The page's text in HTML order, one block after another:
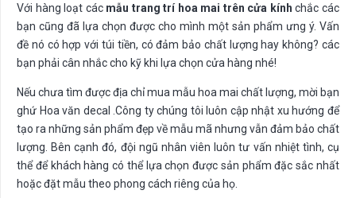
Với hàng loạt các mẫu trang trí hoa mai trên cửa kính chắc các
bạn cũng đã lựa chọn được cho mình một sản phẩm ưng ý. Vấn
đề nó có hợp với túi tiền, có đảm bảo chất lượng hay không? các
bạn phải cân nhắc cho kỹ khi lựa chọn cửa hàng nhé!
Nếu chưa tìm được địa chỉ mua mẫu hoa mai chất lượng, mời bạn
ghứ Hoa văn decal .Công ty chúng tôi luôn cập nhật xu hướng để
tạo ra những sản phẩm đẹp về mẫu mã nhưng vẫn đảm bảo chất
lượng. Bên cạnh đó, đội ngũ nhân viên luôn tư vấn nhiệt tình, cụ
thể để khách hàng có thể lựa chọn được sản phẩm đặc sắc nhất
hoặc đặt mẫu theo phong cách riêng của họ.